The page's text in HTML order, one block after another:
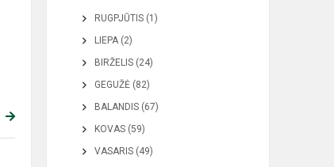
RUGPJŪTIS (1)
LIEPA (2)
BIRŽELIS (24)
GEGUŽĖ (82)
BALANDIS (67)
KOVAS (59)
VASARIS (49)